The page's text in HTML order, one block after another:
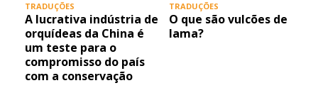
TRADUÇÕES
A lucrativa indústria de
orquídeas da China é
um teste para o
compromisso do país
com a conservação
TRADUÇÕES
O que são vulcões de
lama?